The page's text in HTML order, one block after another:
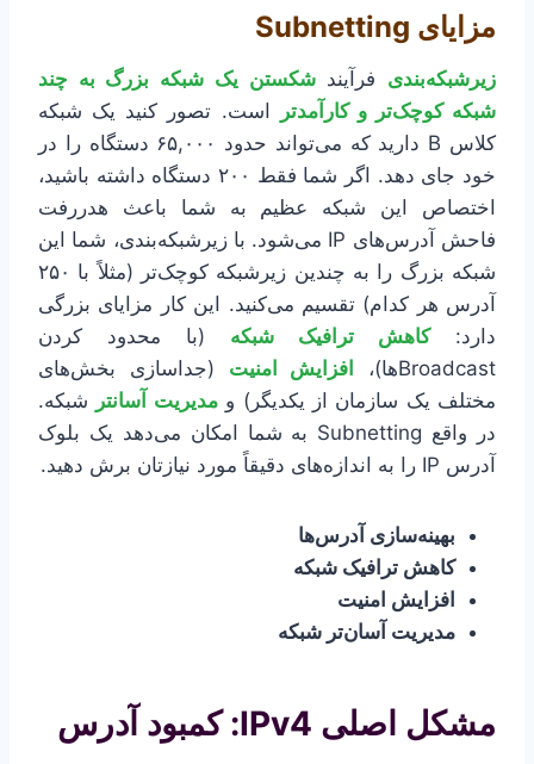
مزایای Subnetting
زیرشبکه‌بندی فرآیندشکستن یک شبکه بزرگ به چند
شبکه کوچک‌تر و کارآمدتر
است. تصور کنید یک شبکه
کلاس B دارید که می‌تواند حدود ۶۵,۰۰۰ دستگاه را در
خود جای دهد. اگر شما فقط ۲۰۰ دستگاه داشته باشید،
اختصاص این شبکه عظیم به شما باعث هدررفت
فاحش آدرس‌های IP می‌شود. با زیرشبکه‌بندی، شما این
شبکه بزرگ را به چندین زیرشبکه کوچک‌تر (مثلاً با ۲۵۰
آدرس هر کدام) تقسیم می‌کنید. این کار مزایای بزرگی
دارد:کاهش ترافیک شبکه (با محدود کردن
Broadcastها)،
افزایش امنیت (جداسازی بخش‌های
مختلف یک سازمان از یکدیگر) ومدیریت آسانتر شبکه.
در واقع Subnetting به شما امکان می‌دهد یک بلوک
آدرس IP را به اندازه‌های دقیقاً مورد نیازتان برش دهید.
بهینه‌سازی آدرس‌ها
کاهش ترافیک شبکه
افزایش امنیت
مدیریت آسان‌تر شبکه
مشکل اصلی IPv4: کمبود آدرس